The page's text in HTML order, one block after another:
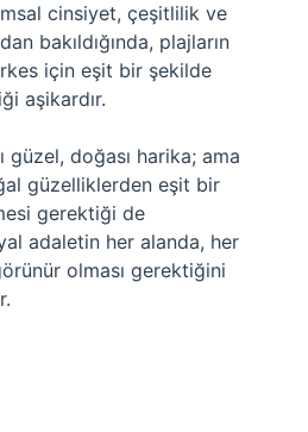
cinsiyet, çeşitlilik ve
bakıldığında, plajların
için eşit bir şekilde
aşikardır.
güzel, doğası harika; ama
güzelliklerden eşit bir
gerektiği de
adaletin her alanda, her
olması gerektiğini